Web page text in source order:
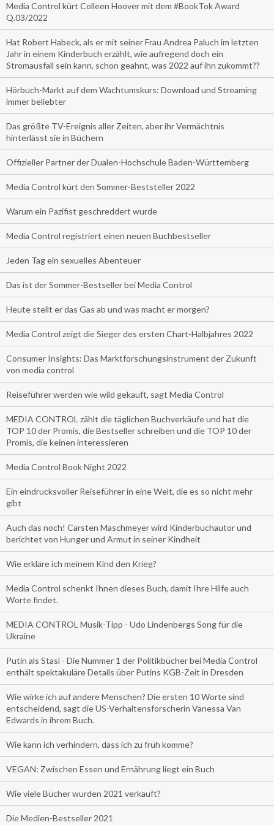
Media Control kürt Colleen Hoover mit dem #BookTok Award
Q.03/2022
Hat Robert Habeck, als er mit seiner Frau Andrea Paluch im letzten
Jahr in einem Kinderbuch erzählt, wie aufregend doch ein
Stromausfall sein kann, schon geahnt, was 2022 auf ihn zukommt??
Hörbuch-Markt auf dem Wachtumskurs: Download und Streaming
immer beliebter
Das größte TV-Ereignis aller Zeiten, aber ihr Vermächtnis
hinterlässt sie in Büchern
Offizieller Partner der Dualen-Hochschule Baden-Württemberg
Media Control kürt den Sommer-Beststeller 2022
Warum ein Pazifist geschreddert wurde
Media Control registriert einen neuen Buchbestseller
Jeden Tag ein sexuelles Abenteuer
Das ist der Sommer-Bestseller bei Media Control
Heute stellt er das Gas ab und was macht er morgen?
Media Control zeigt die Sieger des ersten Chart-Halbjahres 2022
Consumer Insights: Das Marktforschungsinstrument der Zukunft
von media control
Reiseführer werden wie wild gekauft, sagt Media Control
MEDIA CONTROL zählt die täglichen Buchverkäufe und hat die
TOP 10 der Promis, die Bestseller schreiben und die TOP 10 der
Promis, die keinen interessieren
Media Control Book Night 2022
Ein eindrucksvoller Reiseführer in eine Welt, die es so nicht mehr
gibt
Auch das noch! Carsten Maschmeyer wird Kinderbuchautor und
berichtet von Hunger und Armut in seiner Kindheit
Wie erkläre ich meinem Kind den Krieg?
Media Control schenkt Ihnen dieses Buch, damit Ihre Hilfe auch
Worte findet.
MEDIA CONTROL Musik-Tipp - Udo Lindenbergs Song für die
Ukraine
Putin als Stasi - Die Nummer 1 der Politikbücher bei Media Control
enthält spektakuläre Details über Putins KGB-Zeit in Dresden
Wie wirke ich auf andere Menschen? Die ersten 10 Worte sind
entscheidend, sagt die US-Verhaltensforscherin Vanessa Van
Edwards in ihrem Buch.
Wie kann ich verhindern, dass ich zu früh komme?
VEGAN: Zwischen Essen und Ernährung liegt ein Buch
Wie viele Bücher wurden 2021 verkauft?
Die Medien-Bestseller 2021